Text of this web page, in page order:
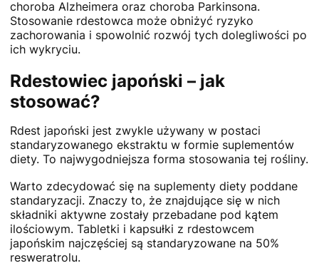
choroba Alzheimera oraz choroba Parkinsona.
Stosowanie rdestowca może obniżyć ryzyko
zachorowania i spowolnić rozwój tych dolegliwości po
ich wykryciu.
Rdestowiec japoński – jak
stosować?
Rdest japoński jest zwykle używany w postaci
standaryzowanego ekstraktu w formie suplementów
diety. To najwygodniejsza forma stosowania tej rośliny.
Warto zdecydować się na suplementy diety poddane
standaryzacji. Znaczy to, że znajdujące się w nich
składniki aktywne zostały przebadane pod kątem
ilościowym. Tabletki i kapsułki z rdestowcem
japońskim najczęściej są standaryzowane na 50%
resweratrolu.